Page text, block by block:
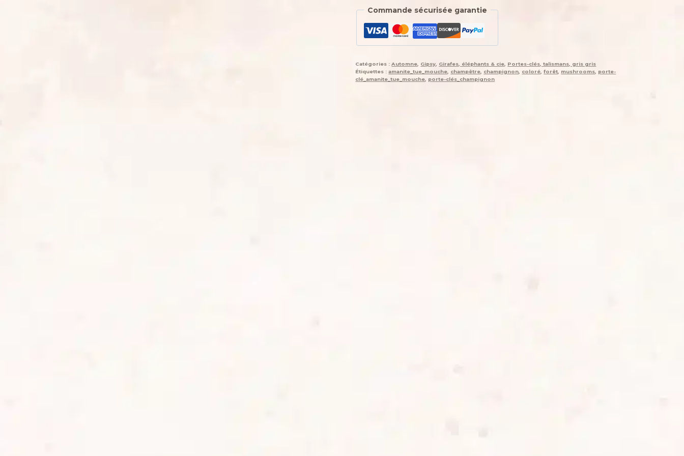
Commande sécurisée garantie
Catégories :Automne Gipsy Girafes, éléphants & cie
Portes-clés, talismans, gris gris
Étiquettes :amanite_tue_mouche champêtre champignon coloré ,forêt mushrooms
porte-
clé_amanite_tue_mouche
porte-clés_champignon